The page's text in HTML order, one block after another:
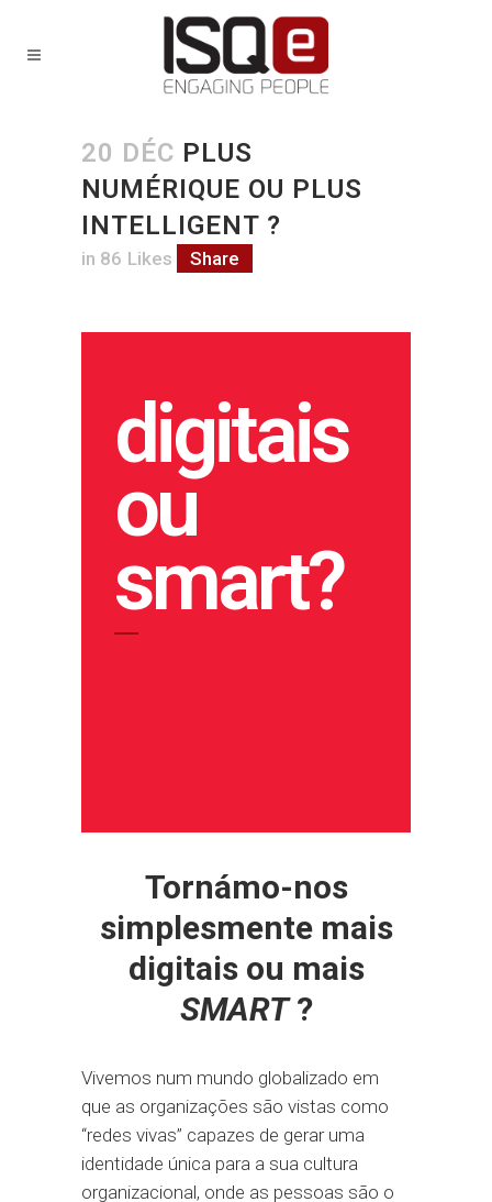
20 DÉC PLUS
NUMÉRIQUE OU PLUS
INTELLIGENT ?
in 86 Likes Share
digitais
ou
smart?
Tornámo-nos
simplesmente mais
digitais ou mais
SMART?
Vivemos num mundo globalizado em
que as organizações são vistas como
“redes vivas” capazes de gerar uma
identidade única para a sua cultura
organizacional, onde as pessoas são o